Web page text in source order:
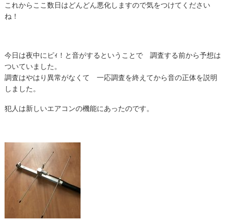
これからここ数日はどんどん悪化しますので気をつけてください
ね！
今日は夜中にピｨ！と音がするということで 調査する前から予想は
ついていました。
調査はやはり異常がなくて 一応調査を終えてから音の正体を説明
しました。
犯人は新しいエアコンの機能にあったのです。